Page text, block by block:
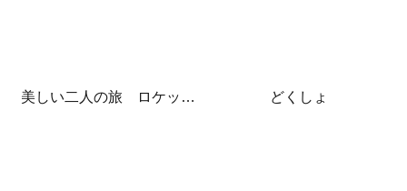
美しい二人の旅 ロケット発射 どくしょ